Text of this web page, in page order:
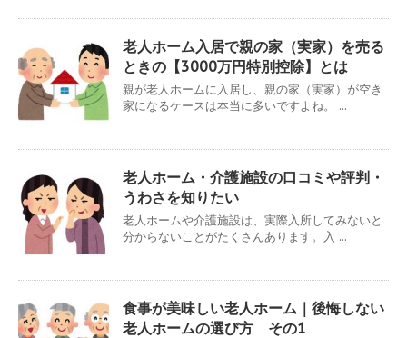
老人ホーム入居で親の家（実家）を売る
ときの【3000万円特別控除】とは
親が老人ホームに入居し、親の家（実家）が空き
家になるケースは本当に多いですよね。 ...
老人ホーム・介護施設の口コミや評判・
うわさを知りたい
老人ホームや介護施設は、実際入所してみないと
分からないことがたくさんあります。入 ...
食事が美味しい老人ホーム｜後悔しない
老人ホームの選び方 その1